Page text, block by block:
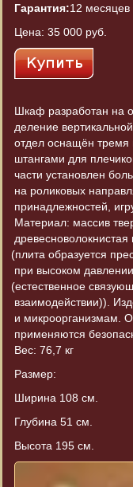
Гарантия:12 месяцев
Цена: 35 000 руб.
Шкаф разработан на
деление
отдел оснащён
штангами для
части установлен
на роликовых
принадлежностей,
Материал: массив
(плита образуется
при высоком
(естественное
взаимодействии)).
и микроорганизмам.
применяются
Вес: 76,7 кг
Размер:
Ширина 108 см.
Глубина 51 см.
Высота 195 см.